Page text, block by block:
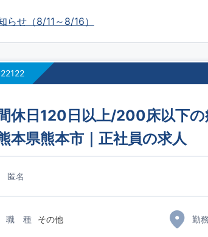
らせ（8/11～8/16）
休日120日以上/200床以下
熊本県熊本市｜正社員の求人
匿名
職 種 その他 勤